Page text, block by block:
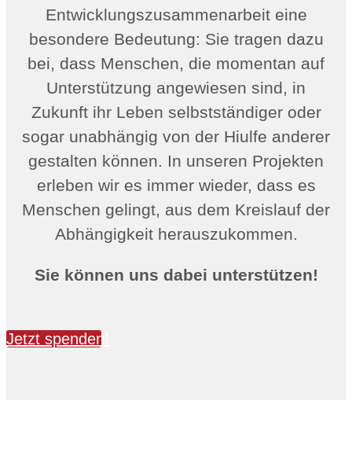
Entwicklungszusammenarbeit eine
besondere Bedeutung: Sie tragen dazu
bei, dass Menschen, die momentan auf
Unterstützung angewiesen sind, in
Zukunft ihr Leben selbstständiger oder
sogar unabhängig von der Hiulfe anderer
gestalten können. In unseren Projekten
erleben wir es immer wieder, dass es
Menschen gelingt, aus dem Kreislauf der
Abhängigkeit herauszukommen.
Sie können uns dabei unterstützen!
Jetzt spenden!